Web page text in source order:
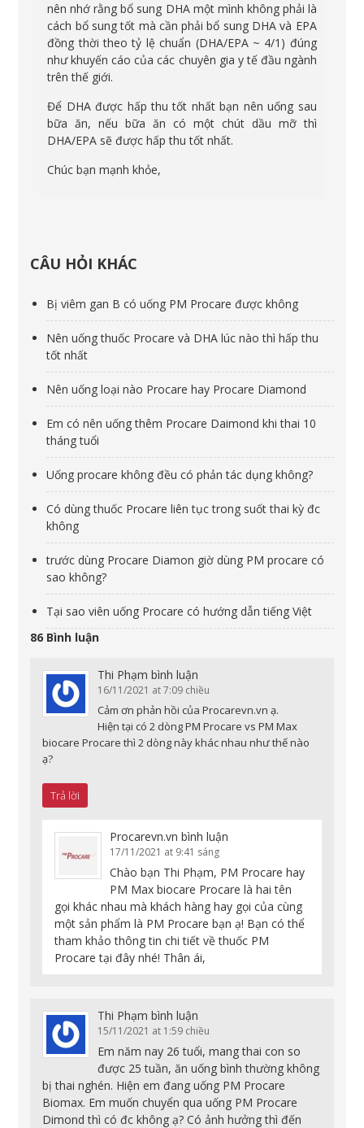
nên nhớ rằng bổ sung DHA một mình không phải là
cách bổ sung tốt mà cần phải bổ sung DHA và EPA
đồng thời theo tỷ lệ chuẩn (DHA/EPA ~ 4/1) đúng
như khuyến cáo của các chuyên gia y tế đầu ngành
trên thế giới.
Để DHA được hấp thu tốt nhất bạn nên uống sau
bữa ăn, nếu bữa ăn có một chút dầu mỡ thì
DHA/EPA sẽ được hấp thu tốt nhất.
Chúc bạn mạnh khỏe,
CÂU HỎI KHÁC
Bị viêm gan B có uống PM Procare được không
Nên uống thuốc Procare và DHA lúc nào thì hấp thu
tốt nhất
Nên uống loại nào Procare hay Procare Diamond
Em có nên uống thêm Procare Daimond khi thai 10
tháng tuổi
Uống procare không đều có phản tác dụng không?
Có dùng thuốc Procare liên tục trong suốt thai kỳ đc
không
trước dùng Procare Diamon giờ dùng PM procare có
sao không?
Tại sao viên uống Procare có hướng dẫn tiếng Việt
86 Bình luận
Thi Phạm bình luận
16/11/2021 at 7:09 chiều
Cảm ơn phản hồi của Procarevn.vn ạ.
Hiện tại có 2 dòng PM Procare vs PM Max
biocare Procare thì 2 dòng này khác nhau như thế nào
ạ?
Trả lời
Procarevn.vn bình luận
17/11/2021 at 9:41 sáng
Chào bạn Thi Phạm, PM Procare hay
PM Max biocare Procare là hai tên
gọi khác nhau mà khách hàng hay gọi của cùng
một sản phẩm là PM Procare bạn ạ! Bạn có thể
tham khảo thông tin chi tiết về thuốc PM
Procare tại đây nhé! Thân ái,
Thi Phạm bình luận
15/11/2021 at 1:59 chiều
Em năm nay 26 tuổi, mang thai con so
được 25 tuần, ăn uống bình thường không
bị thai nghén. Hiện em đang uống PM Procare
Biomax. Em muốn chuyển qua uống PM Procare
Dimond thì có đc không ạ? Có ảnh hưởng thì đến